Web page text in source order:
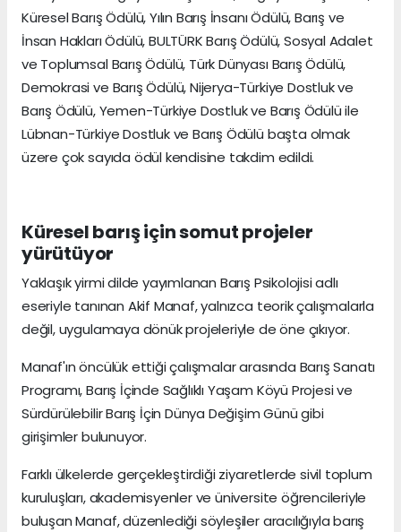
Küresel Barış Ödülü, Yılın Barış İnsanı Ödülü, Barış ve
İnsan Hakları Ödülü, BULTÜRK Barış Ödülü, Sosyal Adalet
ve Toplumsal Barış Ödülü, Türk Dünyası Barış Ödülü,
Demokrasi ve Barış Ödülü, Nijerya-Türkiye Dostluk ve
Barış Ödülü, Yemen-Türkiye Dostluk ve Barış Ödülü ile
Lübnan-Türkiye Dostluk ve Barış Ödülü başta olmak
üzere çok sayıda ödül kendisine takdim edildi.
Küresel barış için somut projeler
yürütüyor
Yaklaşık yirmi dilde yayımlanan Barış Psikolojisi adlı
eseriyle tanınan Akif Manaf, yalnızca teorik çalışmalarla
değil, uygulamaya dönük projeleriyle de öne çıkıyor.
Manaf'ın öncülük ettiği çalışmalar arasında Barış Sanatı
Programı, Barış İçinde Sağlıklı Yaşam Köyü Projesi ve
Sürdürülebilir Barış İçin Dünya Değişim Günü gibi
girişimler bulunuyor.
Farklı ülkelerde gerçekleştirdiği ziyaretlerde sivil toplum
kuruluşları, akademisyenler ve üniversite öğrencileriyle
buluşan Manaf, düzenlediği söyleşiler aracılığıyla barış